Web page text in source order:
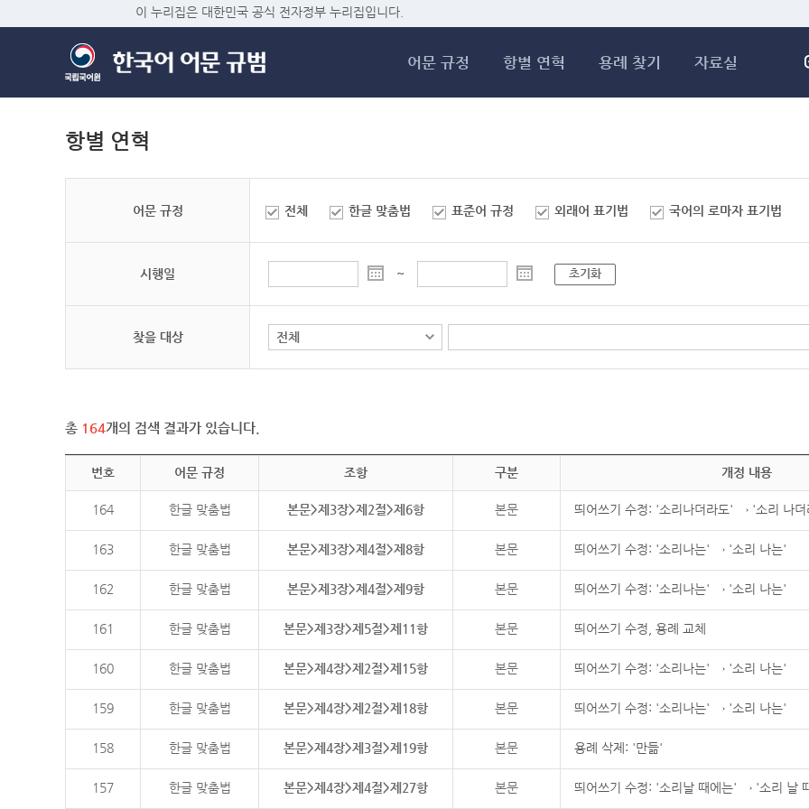
이 누리집은 대한민국 공식 전자정부 누리집입니다.
어문 규정 항별 연혁 용례 찾기 자료실
항별 연혁
어문 규정 전체 한글 맞춤법 표준어 규정 외래어 표기법 국어의 로마자 표기법
시행일 ~ 초기화
찾을 대상
총 164개의 검색 결과가 있습니다.
번호 어문 규정 조항 구분 개정 내용
164 한글 맞춤법 본문>제3장>제2절>제6항 본문 띄어쓰기 수정: '소리나더라도' → '소리 나더
163 한글 맞춤법 본문>제3장>제4절>제8항 본문 띄어쓰기 수정: '소리나는' → '소리 나는'
162 한글 맞춤법 본문>제3장>제4절>제9항 본문 띄어쓰기 수정: '소리나는' → '소리 나는'
161 한글 맞춤법 본문>제3장>제5절>제11항 본문 띄어쓰기 수정, 용례 교체
160 한글 맞춤법 본문>제4장>제2절>제15항 본문 띄어쓰기 수정: '소리나는' → '소리 나는'
159 한글 맞춤법 본문>제4장>제2절>제18항 본문 띄어쓰기 수정: '소리나는' → '소리 나는'
158 한글 맞춤법 본문>제4장>제3절>제19항 본문 용례 삭제: '만듦'
157 한글 맞춤법 본문>제4장>제4절>제27항 본문 띄어쓰기 수정: '소리날 때에는' → '소리 날